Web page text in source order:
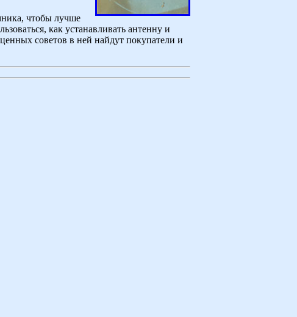
чтобы лучше
как устанавливать антенну и
советов в ней найдут покупатели и